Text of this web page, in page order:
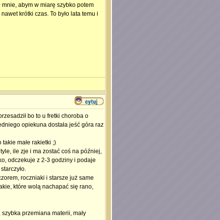
mnie, abym w miarę szybko potem
krótki czas. To było lata temu i
bo to u fretki choroba o
opiekuna dostała jeść góra raz
małe rakietki ;)
ile zje i ma zostać coś na później,
odczekuje z 2-3 godziny i podaje
roczniaki i starsze już same
które wolą nachapać się rano,
przemiana materii, mały